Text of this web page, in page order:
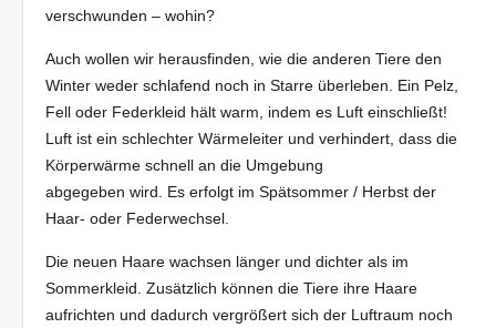
verschwunden – wohin?
Auch wollen wir herausfinden, wie die anderen Tiere den
Winter weder schlafend noch in Starre überleben. Ein Pelz,
Fell oder Federkleid hält warm, indem es Luft einschließt!
Luft ist ein schlechter Wärmeleiter und verhindert, dass die
Körperwärme schnell an die Umgebung
abgegeben wird. Es erfolgt im Spätsommer / Herbst der
Haar- oder Federwechsel.
Die neuen Haare wachsen länger und dichter als im
Sommerkleid. Zusätzlich können die Tiere ihre Haare
aufrichten und dadurch vergrößert sich der Luftraum noch